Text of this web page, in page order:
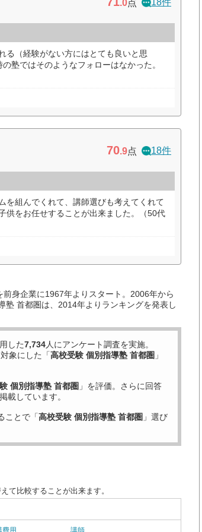
.0点
る（経験がない方にはとても良いと思
塾ではそのようなフォローはなかった。
70.9点 18件
を組んでくれて、講師選びも考えてくれて
供をお任せすることが出来ました。（50代
身企業に1967年よりスタート。2006年から
塾 首都圏は、2014年よりランキングを発表し
した7,734人にアンケート調査を実施。
象にした「高校受験 個別指導塾 首都圏 」
個別指導塾 首都圏 」を評価。さらに回答
載しています。
ことで「高校受験 個別指導塾 首都圏 」選び
て比較することが出来ます。
費用 講師